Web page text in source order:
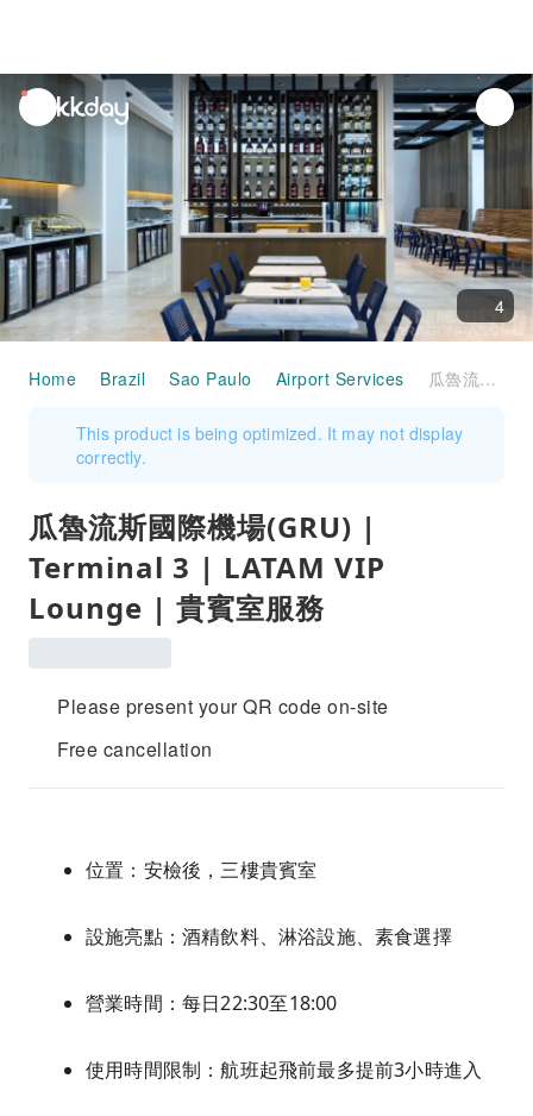
unread
notifications
4
Home Brazil Sao Paulo Airport Services 瓜魯流斯國際機場(GRU) | Terminal 3 | LATAM VIP Lounge | 貴賓室服務
This product is being optimized. It may not display
correctly.
瓜魯流斯國際機場(GRU) |
Terminal 3 | LATAM VIP
Lounge | 貴賓室服務
Please present your QR code on-site
Free cancellation
位置：安檢後，三樓貴賓室
設施亮點：酒精飲料、淋浴設施、素食選擇
營業時間：每日22:30至18:00
使用時間限制：航班起飛前最多提前3小時進入